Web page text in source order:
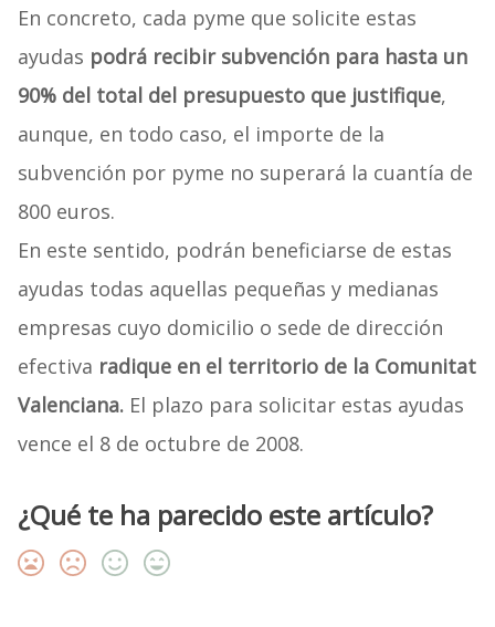
En concreto, cada pyme que solicite estas
ayudas podrá recibir subvención para hasta un
90% del total del presupuesto que justifique,
aunque, en todo caso, el importe de la
subvención por pyme no superará la cuantía de
800 euros.
En este sentido, podrán beneficiarse de estas
ayudas todas aquellas pequeñas y medianas
empresas cuyo domicilio o sede de dirección
efectiva radique en el territorio de la Comunitat
Valenciana.El plazo para solicitar estas ayudas
vence el 8 de octubre de 2008.
¿Qué te ha parecido este artículo?